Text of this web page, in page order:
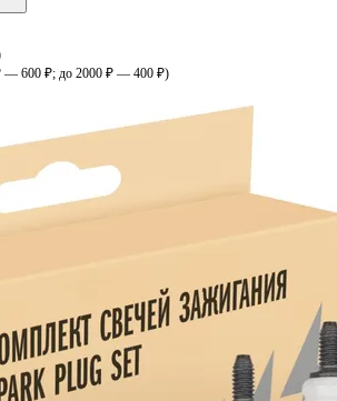
— 600 ₽; до 2000 ₽ — 400 ₽)